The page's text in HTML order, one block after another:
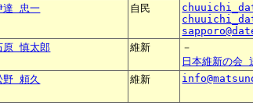
達 忠一 自民
原 慎太郎 維新
－
日本維新の会
野 頼久 維新